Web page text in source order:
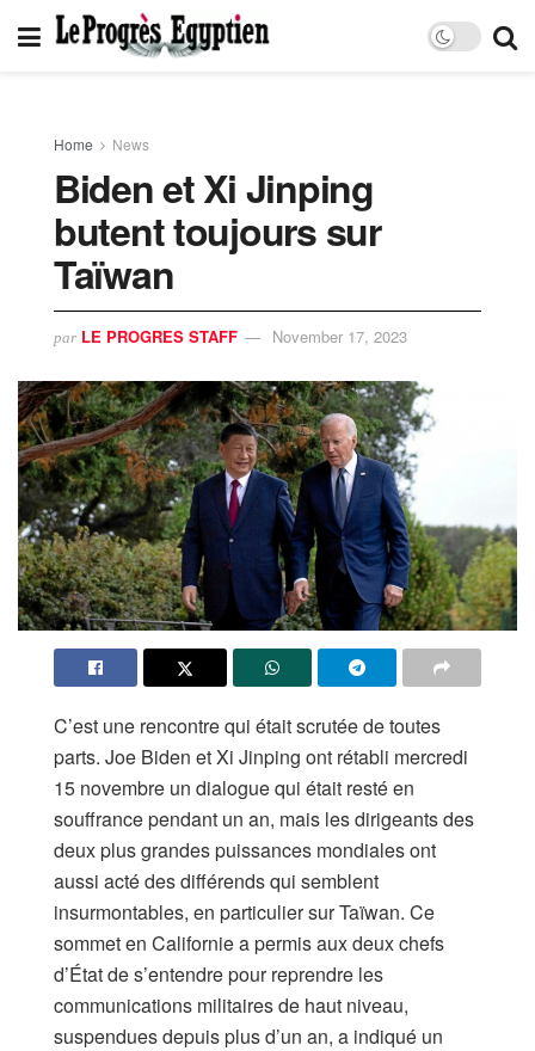
Home News
Biden et Xi Jinping
butent toujours sur
Taïwan
par LE PROGRES STAFF November 17, 2023
C’est une rencontre qui était scrutée de toutes
parts. Joe Biden et Xi Jinping ont rétabli mercredi
15 novembre un dialogue qui était resté en
souffrance pendant un an, mais les dirigeants des
deux plus grandes puissances mondiales ont
aussi acté des différends qui semblent
insurmontables, en particulier sur Taïwan. Ce
sommet en Californie a permis aux deux chefs
d’État de s’entendre pour reprendre les
communications militaires de haut niveau,
suspendues depuis plus d’un an, a indiqué un